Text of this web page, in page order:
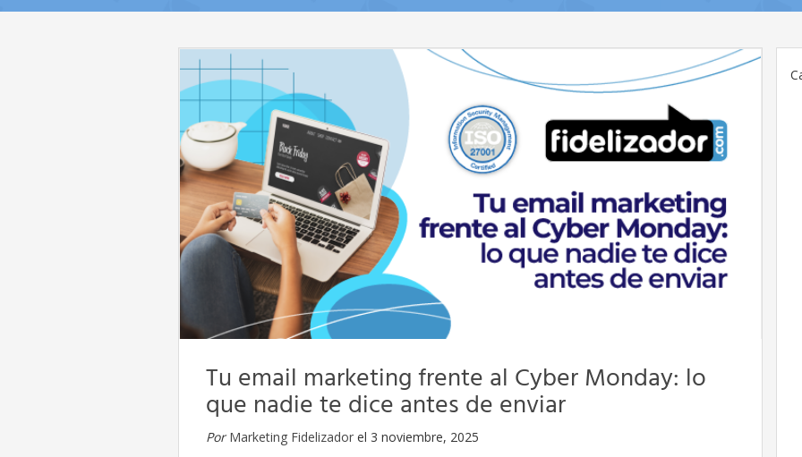
Tu email marketing frente al Cyber Monday: lo
que nadie te dice antes de enviar
Por Marketing Fidelizador el 3 noviembre, 2025